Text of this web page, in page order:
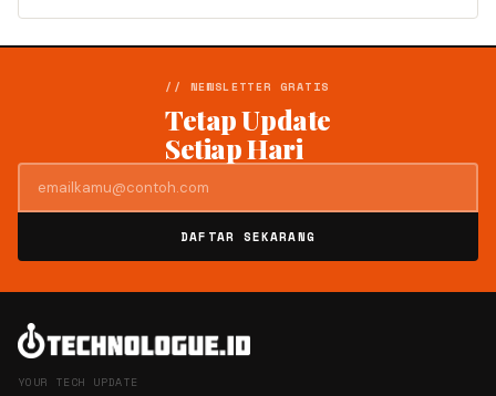
// NEWSLETTER GRATIS
Tetap Update
Setiap Hari
DAFTAR SEKARANG
YOUR TECH UPDATE